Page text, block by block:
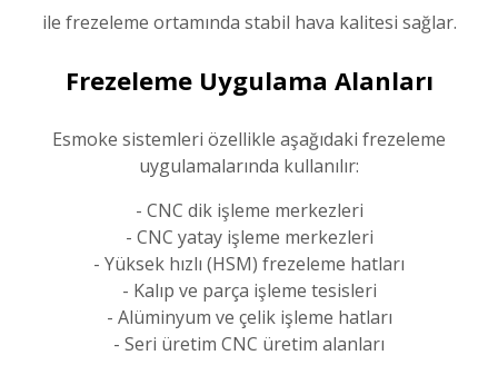
ile frezeleme ortamında stabil hava kalitesi sağlar.
Frezeleme Uygulama Alanları
Esmoke sistemleri özellikle aşağıdaki frezeleme
uygulamalarında kullanılır:
- CNC dik işleme merkezleri
- CNC yatay işleme merkezleri
- Yüksek hızlı (HSM) frezeleme hatları
- Kalıp ve parça işleme tesisleri
- Alüminyum ve çelik işleme hatları
- Seri üretim CNC üretim alanları